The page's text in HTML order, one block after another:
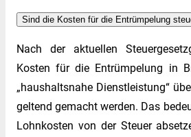
Sind die Kosten für die Entrümpelung
Nach der aktuellen
Kosten für die Entrümpelung in
„haushaltsnahe Dienstleistung“
geltend gemacht werden. Das
Lohnkosten von der Steuer